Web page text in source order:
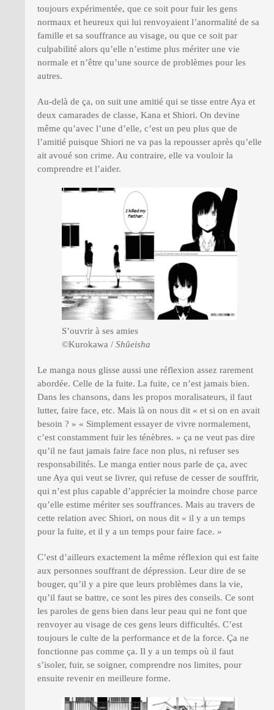
toujours expérimentée, que ce soit pour fuir les gens
normaux et heureux qui lui renvoyaient l’anormalité de sa
famille et sa souffrance au visage, ou que ce soit par
culpabilité alors qu’elle n’estime plus mériter une vie
normale et n’être qu’une source de problèmes pour les
autres.
Au-delà de ça, on suit une amitié qui se tisse entre Aya et
deux camarades de classe, Kana et Shiori. On devine
même qu’avec l’une d’elle, c’est un peu plus que de
l’amitié puisque Shiori ne va pas la repousser après qu’elle
ait avoué son crime. Au contraire, elle va vouloir la
comprendre et l’aider.
S’ouvrir à ses amies
©Kurokawa / Shûeisha
Le manga nous glisse aussi une réflexion assez rarement
abordée. Celle de la fuite. La fuite, ce n’est jamais bien.
Dans les chansons, dans les propos moralisateurs, il faut
lutter, faire face, etc. Mais là on nous dit « et si on en avait
besoin ? » « Simplement essayer de vivre normalement,
c’est constamment fuir les ténèbres. » ça ne veut pas dire
qu’il ne faut jamais faire face non plus, ni refuser ses
responsabilités. Le manga entier nous parle de ça, avec
une Aya qui veut se livrer, qui refuse de cesser de souffrir,
qui n’est plus capable d’apprécier la moindre chose parce
qu’elle estime mériter ses souffrances. Mais au travers de
cette relation avec Shiori, on nous dit « il y a un temps
pour la fuite, et il y a un temps pour faire face. »
C’est d’ailleurs exactement la même réflexion qui est faite
aux personnes souffrant de dépression. Leur dire de se
bouger, qu’il y a pire que leurs problèmes dans la vie,
qu’il faut se battre, ce sont les pires des conseils. Ce sont
les paroles de gens bien dans leur peau qui ne font que
renvoyer au visage de ces gens leurs difficultés. C’est
toujours le culte de la performance et de la force. Ça ne
fonctionne pas comme ça. Il y a un temps où il faut
s’isoler, fuir, se soigner, comprendre nos limites, pour
ensuite revenir en meilleure forme.